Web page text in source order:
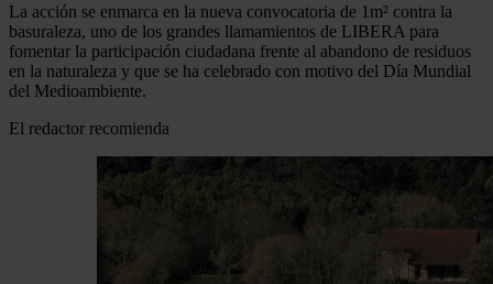
La acción se enmarca en la nueva convocatoria de 1m² contra la
basuraleza, uno de los grandes llamamientos de LIBERA para
fomentar la participación ciudadana frente al abandono de residuos
en la naturaleza y que se ha celebrado con motivo del Día Mundial
del Medioambiente.
El redactor recomienda